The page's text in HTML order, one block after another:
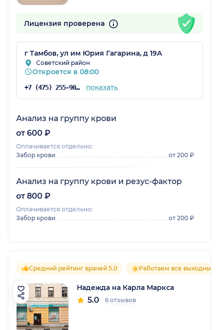
Лицензия проверена
г Тамбов, ул им Юрия Гагарина, д 19А
Советский район
Откроется в 08:00
+7 (475) 255-90-99 показать
Анализ на группу крови
от 600 ₽
Оплачивается отдельно:
Забор крови
от 200 ₽
Анализ на группу крови и резус-фактор
от 800 ₽
Оплачивается отдельно:
Забор крови
от 200 ₽
Средний рейтинг врачей 5.0 Работаем все выходные
Надежда на Карла Маркса
5.0 6 отзывов